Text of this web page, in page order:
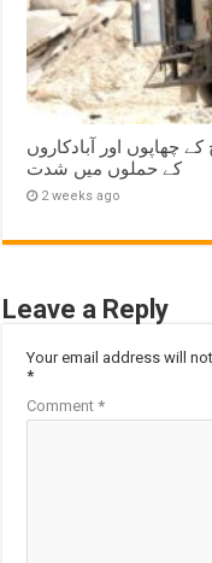
چھاپوں اور آبادکاروں
کے حملوں میں شدت
2 weeks ago
Leave a Reply
Your email address will
*
Comment*